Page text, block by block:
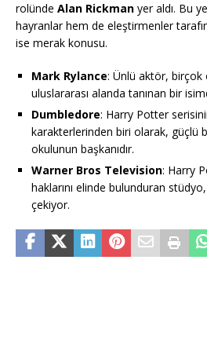
rolünde Alan Rickman yer aldı. Bu
hayranlar hem de eleştirmenler
ise merak konusu.
Mark Rylance: Ünlü aktör, birçok
uluslararası alanda tanınan bir
Dumbledore: Harry Potter
karakterlerinden biri olarak, güçlü
okulunun başkanıdır.
Warner Bros Television: Harry
haklarını elinde bulunduran
çekiyor.